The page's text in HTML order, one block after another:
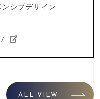
シブデザイン
ALL VIEW